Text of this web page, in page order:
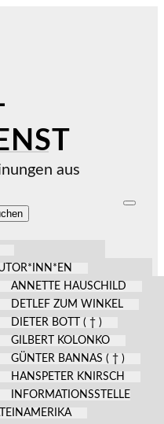
aus
ANNETTE HAUSCHILD
DETLEF ZUM WINKEL
DIETER BOTT ( † )
GILBERT KOLONKO
GÜNTER BANNAS ( † )
HANSPETER KNIRSCH
INFORMATIONSSTELLE